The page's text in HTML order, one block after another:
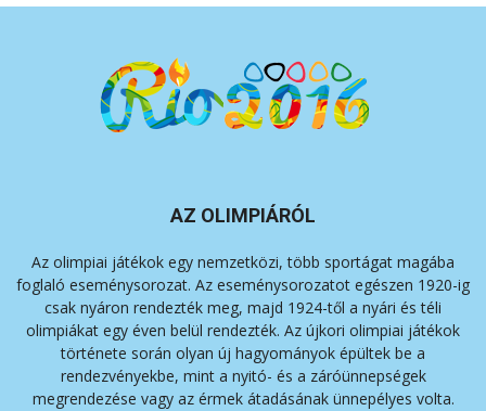
AZ OLIMPIÁRÓL
Az olimpiai játékok egy nemzetközi, több sportágat magába
foglaló eseménysorozat. Az eseménysorozatot egészen 1920-ig
csak nyáron rendezték meg, majd 1924-től a nyári és téli
olimpiákat egy éven belül rendezték. Az újkori olimpiai játékok
története során olyan új hagyományok épültek be a
rendezvényekbe, mint a nyitó- és a záróünnepségek
megrendezése vagy az érmek átadásának ünnepélyes volta.